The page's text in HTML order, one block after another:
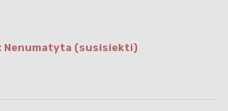
Nenumatyta (susisiekti)